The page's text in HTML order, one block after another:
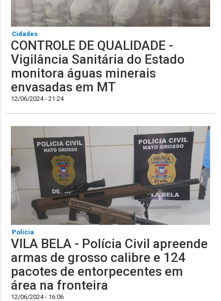
Cidades
CONTROLE DE QUALIDADE -
Vigilância Sanitária do Estado
monitora águas minerais
envasadas em MT
12/06/2024 - 21:24
Polícia
VILA BELA - Polícia Civil apreende
armas de grosso calibre e 124
pacotes de entorpecentes em
área na fronteira
12/06/2024 - 16:06